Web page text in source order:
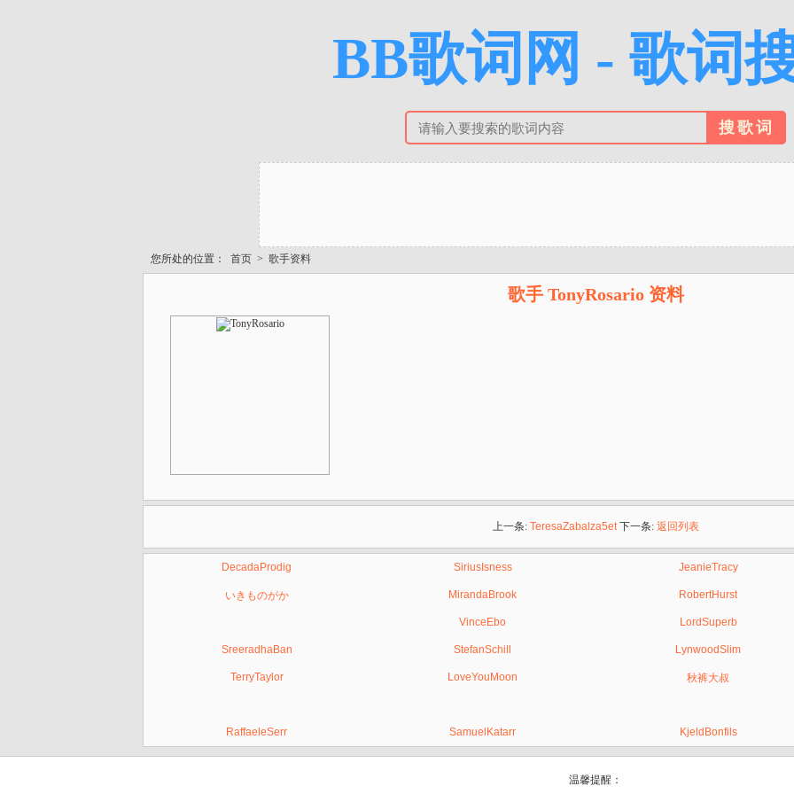
BB歌词网 - 歌词
您所处的位置： 首页 > 歌手资料
歌手 TonyRosario 资料
上一条: TeresaZabalza5et下一条: 返回列表
DecadaProdig SiriusIsness JeanieTracy
いきものがか MirandaBrook RobertHurst
VinceEbo LordSuperb
SreeradhaBan StefanSchill LynwoodSlim
TerryTaylor LoveYouMoon 秋裤大叔
RaffaeleSerr SamuelKatarr KjeldBonfils
温馨提醒：